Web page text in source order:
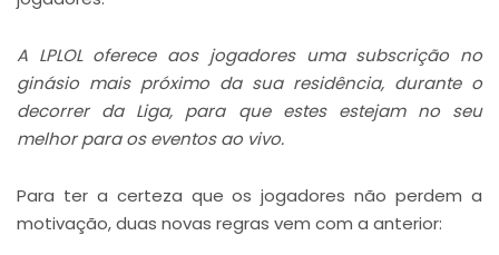
A LPLOL oferece aos jogadores uma subscrição no
ginásio mais próximo da sua residência, durante o
decorrer da Liga, para que estes estejam no seu
melhor para os eventos ao vivo.
Para ter a certeza que os jogadores não perdem a
motivação, duas novas regras vem com a anterior: